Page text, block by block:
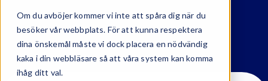
Om du avböjer kommer vi inte att spåra dig när du
besöker vår webbplats. För att kunna respektera
dina önskemål måste vi dock placera en nödvändig
kaka i din webbläsare så att våra system kan komma
ihåg ditt val.